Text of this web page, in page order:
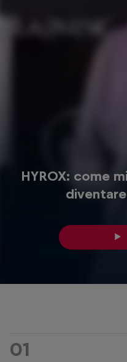
HYROX: come
01